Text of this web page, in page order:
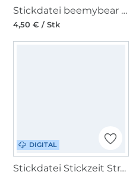
Stickdatei beemybear Hase Blümchen für dich
4,50 € / Stk
DIGITAL
Stickdatei Stickzeit Strandhäuser ITH